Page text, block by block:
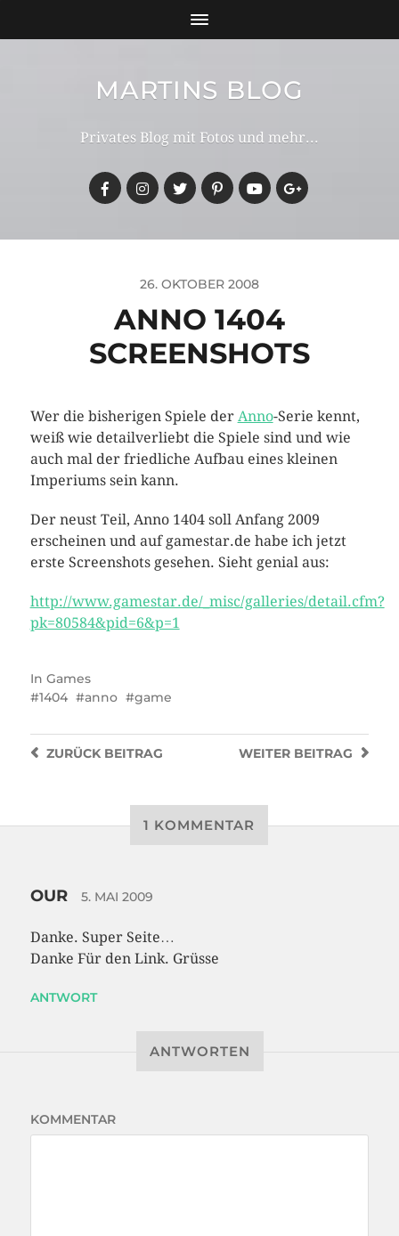
MARTINS BLOG
Privates Blog mit Fotos und mehr...
26. OKTOBER 2008
ANNO 1404
SCREENSHOTS
Wer die bisherigen Spiele der Anno-Serie kennt,
weiß wie detailverliebt die Spiele sind und wie
auch mal der friedliche Aufbau eines kleinen
Imperiums sein kann.
Der neust Teil, Anno 1404 soll Anfang 2009
erscheinen und auf gamestar.de habe ich jetzt
erste Screenshots gesehen. Sieht genial aus:
http://www.gamestar.de/_misc/galleries/detail.cfm?
pk=80584&pid=6&p=1
In Games
1404
anno game
WEITER BEITRAG
ZURÜCKBEITRAG
1 KOMMENTAR
OUR 5. MAI 2009
Danke. Super Seite…
Danke Für den Link. Grüsse
ANTWORT
ANTWORTEN
KOMMENTAR